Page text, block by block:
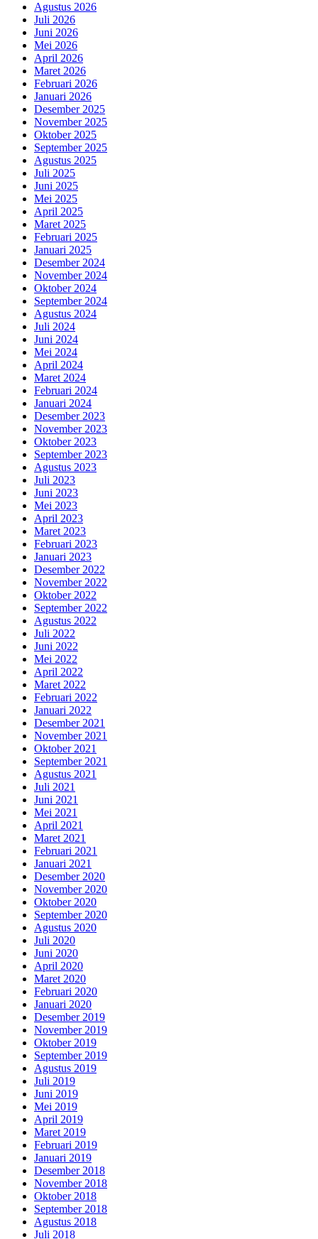
Agustus 2026
Juli 2026
Juni 2026
Mei 2026
April 2026
Maret 2026
Februari 2026
Januari 2026
Desember 2025
November 2025
Oktober 2025
September 2025
Agustus 2025
Juli 2025
Juni 2025
Mei 2025
April 2025
Maret 2025
Februari 2025
Januari 2025
Desember 2024
November 2024
Oktober 2024
September 2024
Agustus 2024
Juli 2024
Juni 2024
Mei 2024
April 2024
Maret 2024
Februari 2024
Januari 2024
Desember 2023
November 2023
Oktober 2023
September 2023
Agustus 2023
Juli 2023
Juni 2023
Mei 2023
April 2023
Maret 2023
Februari 2023
Januari 2023
Desember 2022
November 2022
Oktober 2022
September 2022
Agustus 2022
Juli 2022
Juni 2022
Mei 2022
April 2022
Maret 2022
Februari 2022
Januari 2022
Desember 2021
November 2021
Oktober 2021
September 2021
Agustus 2021
Juli 2021
Juni 2021
Mei 2021
April 2021
Maret 2021
Februari 2021
Januari 2021
Desember 2020
November 2020
Oktober 2020
September 2020
Agustus 2020
Juli 2020
Juni 2020
April 2020
Maret 2020
Februari 2020
Januari 2020
Desember 2019
November 2019
Oktober 2019
September 2019
Agustus 2019
Juli 2019
Juni 2019
Mei 2019
April 2019
Maret 2019
Februari 2019
Januari 2019
Desember 2018
November 2018
Oktober 2018
September 2018
Agustus 2018
Juli 2018